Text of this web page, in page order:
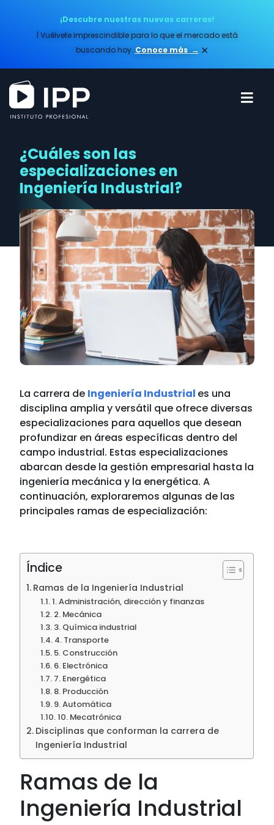
¡Descubre nuestras nuevas carreras!
| Vuélvete imprescindible para lo que el mercado está
buscando hoy. Conoce más​ → ×
¿Cuáles son las
especializaciones en
Ingeniería Industrial?
La carrera de Ingeniería Industrial es una
disciplina amplia y versátil que ofrece diversas
especializaciones para aquellos que desean
profundizar en áreas específicas dentro del
campo industrial. Estas especializaciones
abarcan desde la gestión empresarial hasta la
ingeniería mecánica y la energética. A
continuación, exploraremos algunas de las
principales ramas de especialización:
Índice
Ramas de la Ingeniería Industrial
1. Administración, dirección y finanzas
2. Mecánica
3. Química industrial
4. Transporte
5. Construcción
6. Electrónica
7. Energética
8. Producción
9. Automática
10. Mecatrónica
Disciplinas que conforman la carrera de
Ingeniería Industrial
Ramas de la
Ingeniería Industrial